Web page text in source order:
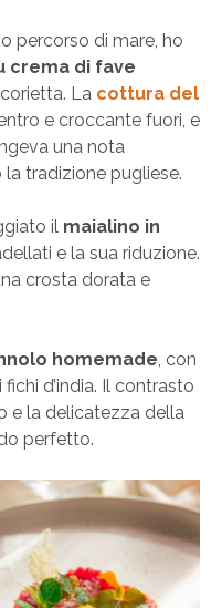
percorso di mare, ho
crema di fave
La cottura del
e croccante fuori, e
una nota
tradizione pugliese.
il maialino in
e la sua riduzione.
crosta dorata e
homemade, con
d’india. Il contrasto
e la delicatezza della
perfetto.